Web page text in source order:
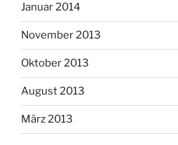
Januar 2014
November 2013
Oktober 2013
August 2013
März 2013